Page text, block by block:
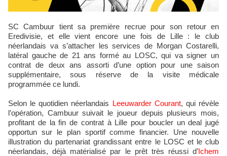
SC Cambuur tient sa première recrue pour son retour en
Eredivisie, et elle vient encore une fois de Lille : le club
néerlandais va s’attacher les services de Morgan Costarelli,
latéral gauche de 21 ans formé au LOSC, qui va signer un
contrat de deux ans assorti d’une option pour une saison
supplémentaire, sous réserve de la visite médicale
programmée ce lundi.
Selon le quotidien néerlandais Leeuwarder Courant, qui révèle
l’opération, Cambuur suivait le joueur depuis plusieurs mois,
profitant de la fin de contrat à Lille pour boucler un deal jugé
opportun sur le plan sportif comme financier. Une nouvelle
illustration du partenariat grandissant entre le LOSC et le club
néerlandais, déjà matérialisé par le prêt très réussi d’Ichem